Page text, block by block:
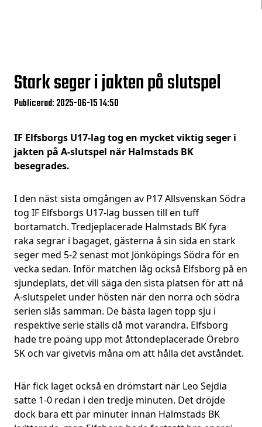
Stark seger i jakten på slutspel
Publicerad: 2025-06-15 14:50
IF Elfsborgs U17-lag tog en mycket viktig seger i
jakten på A-slutspel när Halmstads BK
besegrades.
I den näst sista omgången av P17 Allsvenskan Södra
tog IF Elfsborgs U17-lag bussen till en tuff
bortamatch. Tredjeplacerade Halmstads BK fyra
raka segrar i bagaget, gästerna å sin sida en stark
seger med 5-2 senast mot Jönköpings Södra för en
vecka sedan. Inför matchen låg också Elfsborg på en
sjundeplats, det vill säga den sista platsen för att nå
A-slutspelet under hösten när den norra och södra
serien slås samman. De bästa lagen topp sju i
respektive serie ställs då mot varandra. Elfsborg
hade tre poäng upp mot åttondeplacerade Örebro
SK och var givetvis måna om att hålla det avståndet.
Här fick laget också en drömstart när Leo Sejdia
satte 1-0 redan i den tredje minuten. Det dröjde
dock bara ett par minuter innan Halmstads BK